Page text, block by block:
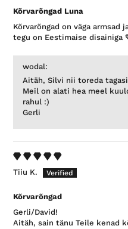
Kõrvarõngad Luna
Kõrvarõngad on väga armsad
tegu on Eestimaise disainiga
wodal:
Aitäh, Silvi nii toreda
Meil on alati hea meel
rahul :)
Gerli
Tiiu K.
Kõrvarõngad
Gerli/David!
Aitäh, sain tänu Teile kenad